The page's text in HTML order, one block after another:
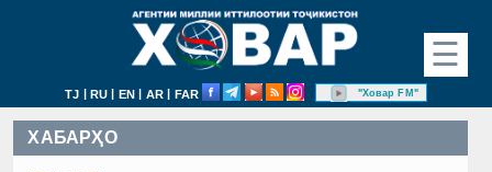
☰
TJ | RU | EN | AR | FAR "Ховар FM"
ХАБАРҲО